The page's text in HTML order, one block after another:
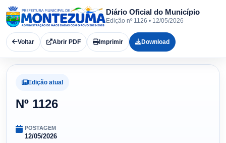
Diário Oficial do Município
Edição nº 1126 • 12/05/2026
Voltar Abrir PDF Imprimir Download
Edição atual
Nº 1126
POSTAGEM
12/05/2026